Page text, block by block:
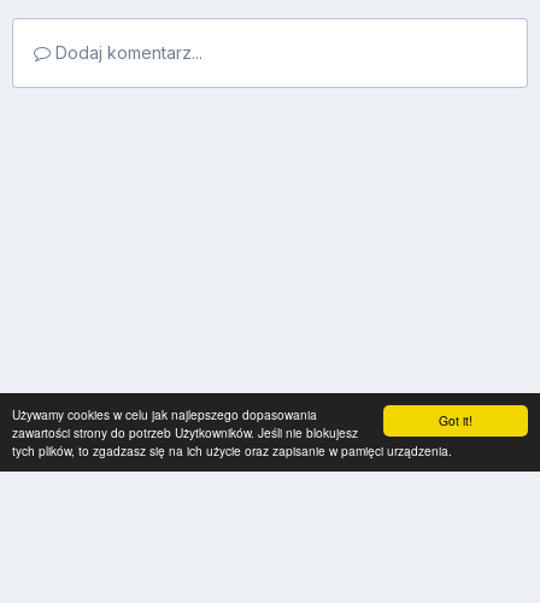
Got it!
Używamy cookies w celu jak najlepszego dopasowania
zawartości strony do potrzeb Użytkowników. Jeśli nie blokujesz
tych plików, to zgadzasz się na ich użycie oraz zapisanie w pamięci urządzenia.
Dodaj komentarz...